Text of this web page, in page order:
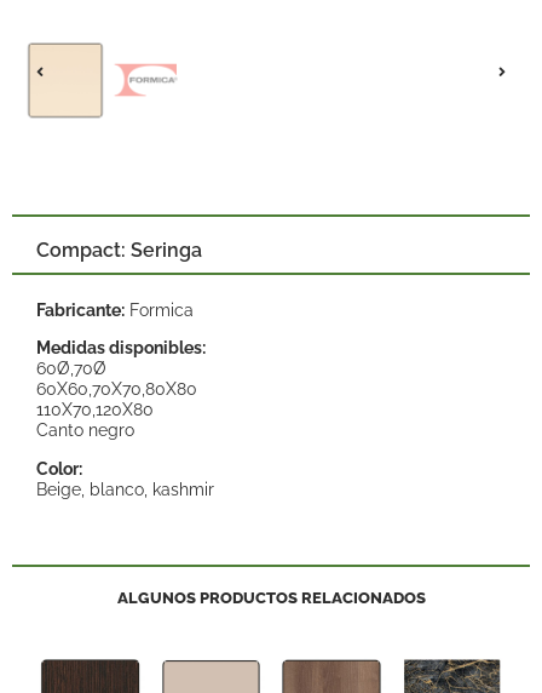
Compact: Seringa
Fabricante: Formica
Medidas disponibles:
60Ø,70Ø
60X60,70X70,80X80
110X70,120X80
Canto negro
Color:
Beige, blanco, kashmir
ALGUNOS PRODUCTOS RELACIONADOS